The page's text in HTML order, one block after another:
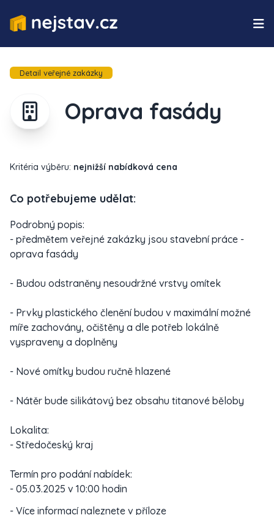
Detail veřejné zakázky
Oprava fasády
Kritéria výběru: nejnižší nabídková cena
Co potřebujeme udělat:
Podrobný popis:
- předmětem veřejné zakázky jsou stavební práce -
oprava fasády
- Budou odstraněny nesoudržné vrstvy omítek
- Prvky plastického členění budou v maximální možné
míře zachovány, očištěny a dle potřeb lokálně
vyspraveny a doplněny
- Nové omítky budou ručně hlazené
- Nátěr bude silikátový bez obsahu titanové běloby
Lokalita:
- Středočeský kraj
Termín pro podání nabídek:
- 05.03.2025 v 10:00 hodin
- Více informací naleznete v příloze